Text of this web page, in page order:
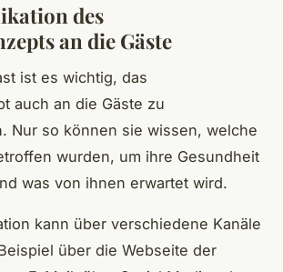
des
an die Gäste
ist es wichtig, das
auch an die Gäste zu
Nur so können sie wissen, welche
wurden, um ihre Gesundheit
was von ihnen erwartet wird.
kann über verschiedene Kanäle
über die Webseite der